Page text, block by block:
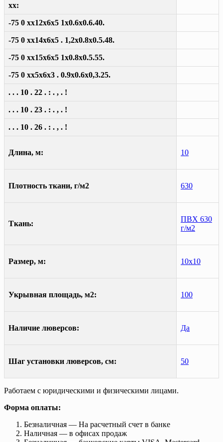
xx:
-75 0 xx12x6x5 1x0.6x0.6.40.
-75 0 xx14x6x5 . 1,2x0.8x0.5.48.
-75 0 xx15x6x5 1x0.8x0.5.55.
-75 0 xx5x6x3 . 0.9x0.6x0,3.25.
. . . 10 . 22 . : . , . !
. . . 10 . 23 . : . , . !
. . . 10 . 26 . : . , . !
Длина, м: 10
Плотность ткани, г/м2 630
Ткань:
ПВХ 630
г/м2
Размер, м: 10х10
Укрывная площадь, м2: 100
Наличие люверсов: Да
Шаг установки люверсов, см: 50
Работаем с юридическими и физическими лицами.
Форма оплаты:
Безналичная — На расчетный счет в банке
Наличная — в офисах продаж